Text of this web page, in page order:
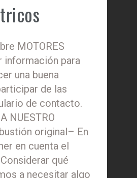
MOTORES
información para
una buena
de las
de contacto.
NUESTRO
original– En
en cuenta el
qué
a necesitar algo